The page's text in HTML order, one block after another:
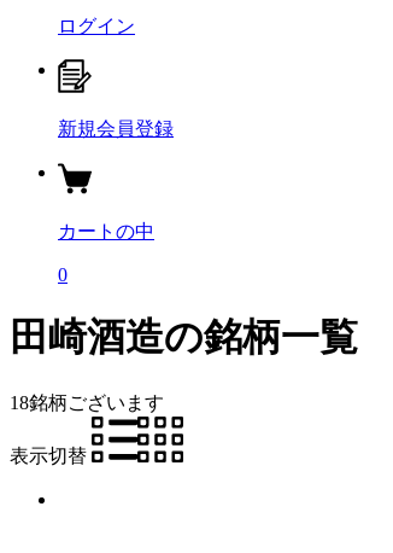
ログイン
新規会員登録
カートの中
0
田崎酒造の銘柄一覧
18銘柄ございます
表示切替